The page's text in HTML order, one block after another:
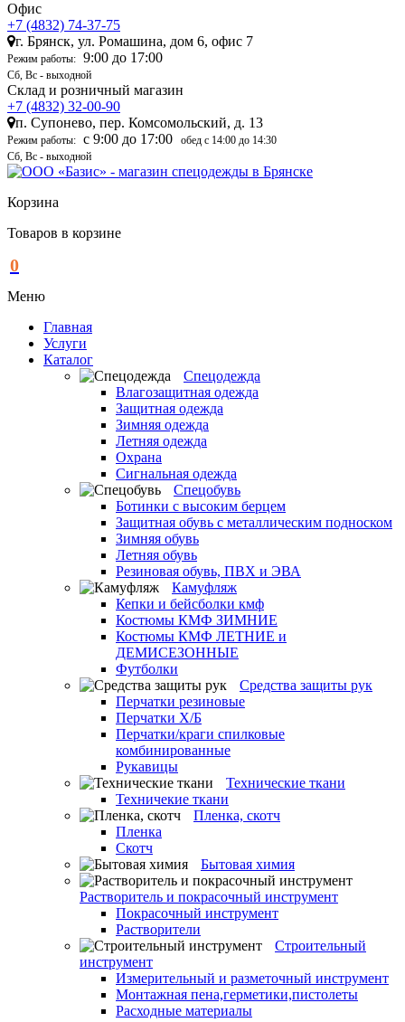
Офис
+7 (4832) 74-37-75
г. Брянск, ул. Ромашина, дом 6, офис 7
Режим работы: 9:00 до 17:00
Сб, Вс - выходной
Склад и розничный магазин
+7 (4832) 32-00-90
п. Супонево, пер. Комсомольский, д. 13
Режим работы: с 9:00 до 17:00
обед с 14:00 до 14:30
Сб, Вс - выходной
Корзина
Товаров в корзине
0
Меню
Главная
Услуги
Каталог
Спецодежда
Влагозащитная одежда
Защитная одежда
Зимняя одежда
Летняя одежда
Охрана
Сигнальная одежда
Спецобувь
Ботинки с высоким берцем
Защитная обувь с металлическим подноском
Зимняя обувь
Летняя обувь
Резиновая обувь, ПВХ и ЭВА
Камуфляж
Кепки и бейсболки кмф
Костюмы КМФ ЗИМНИЕ
Костюмы КМФ ЛЕТНИЕ и
ДЕМИСЕЗОННЫЕ
Футболки
Средства защиты рук
Перчатки резиновые
Перчатки Х/Б
Перчатки/краги спилковые
комбинированные
Рукавицы
Технические ткани
Техничекие ткани
Пленка, скотч
Пленка
Скотч
Бытовая химия
Растворитель и покрасочный инструмент
Покрасочный инструмент
Растворители
Строительный
инструмент
Измерительный и разметочный инструмент
Монтажная пена,герметики,пистолеты
Расходные материалы